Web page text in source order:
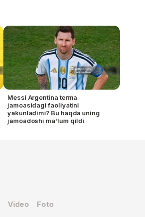
Messi Argentina terma
jamoasidagi faoliyatini
yakunladimi? Bu haqda uning
jamoadoshi ma'lum qildi
Video Foto